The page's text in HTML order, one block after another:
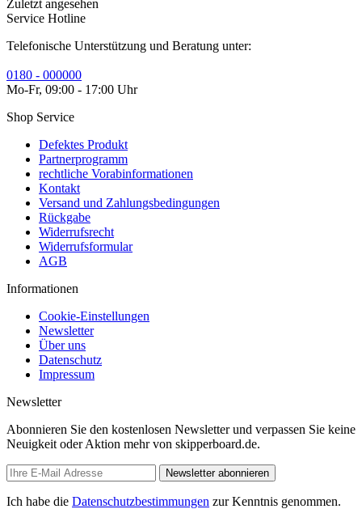
Zuletzt angesehen
Service Hotline
Telefonische Unterstützung und Beratung unter:
0180 - 000000
Mo-Fr, 09:00 - 17:00 Uhr
Shop Service
Defektes Produkt
Partnerprogramm
rechtliche Vorabinformationen
Kontakt
Versand und Zahlungsbedingungen
Rückgabe
Widerrufsrecht
Widerrufsformular
AGB
Informationen
Cookie-Einstellungen
Newsletter
Über uns
Datenschutz
Impressum
Newsletter
Abonnieren Sie den kostenlosen Newsletter und verpassen Sie keine
Neuigkeit oder Aktion mehr von skipperboard.de.
Newsletter abonnieren
Ich habe die Datenschutzbestimmungen zur Kenntnis genommen.